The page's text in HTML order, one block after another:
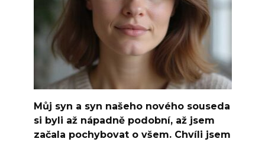
Můj syn a syn našeho nového souseda
si byli až nápadně podobní, až jsem
začala pochybovat o všem. Chvíli jsem